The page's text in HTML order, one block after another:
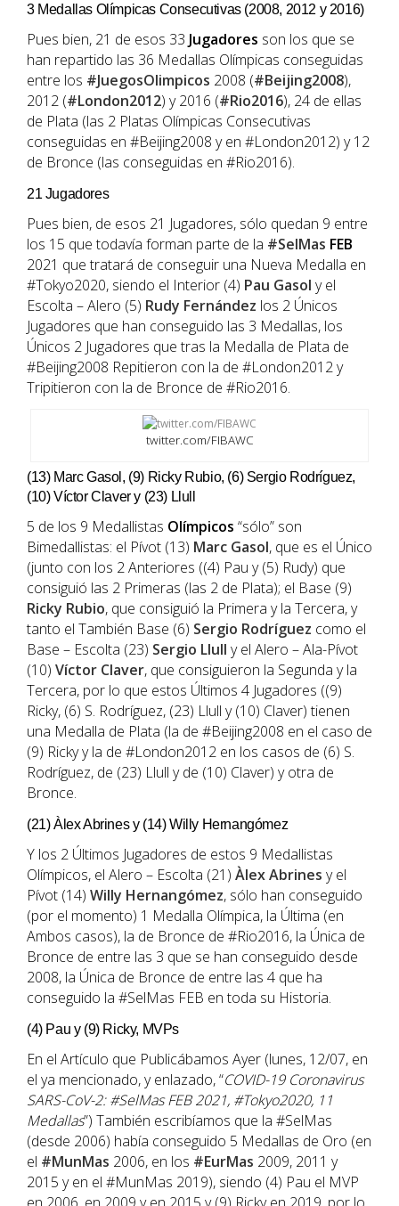
3 Medallas Olímpicas Consecutivas (2008, 2012 y 2016)
Pues bien, 21 de esos 33 Jugadores son los que se
han repartido las 36 Medallas Olímpicas conseguidas
entre los #JuegosOlimpicos 2008 (#Beijing2008),
2012 (#London2012) y 2016 (#Rio2016), 24 de ellas
de Plata (las 2 Platas Olímpicas Consecutivas
conseguidas en #Beijing2008 y en #London2012) y 12
de Bronce (las conseguidas en #Rio2016).
21 Jugadores
Pues bien, de esos 21 Jugadores, sólo quedan 9 entre
los 15 que todavía forman parte de la #SelMas FEB
2021 que tratará de conseguir una Nueva Medalla en
#Tokyo2020, siendo el Interior (4) Pau Gasol y el
Escolta – Alero (5) Rudy Fernández los 2 Únicos
Jugadores que han conseguido las 3 Medallas, los
Únicos 2 Jugadores que tras la Medalla de Plata de
#Beijing2008 Repitieron con la de #London2012 y
Tripitieron con la de Bronce de #Rio2016.
twitter.com/FIBAWC
(13) Marc Gasol, (9) Ricky Rubio, (6) Sergio Rodríguez,
(10) Víctor Claver y (23) Llull
5 de los 9 Medallistas Olímpicos “sólo” son
Bimedallistas: el Pívot (13) Marc Gasol, que es el Único
(junto con los 2 Anteriores ((4) Pau y (5) Rudy) que
consiguió las 2 Primeras (las 2 de Plata); el Base (9)
Ricky Rubio, que consiguió la Primera y la Tercera, y
tanto el También Base (6) Sergio Rodríguez como el
Base – Escolta (23) Sergio Llull y el Alero – Ala-Pívot
(10) Víctor Claver, que consiguieron la Segunda y la
Tercera, por lo que estos Últimos 4 Jugadores ((9)
Ricky, (6) S. Rodríguez, (23) Llull y (10) Claver) tienen
una Medalla de Plata (la de #Beijing2008 en el caso de
(9) Ricky y la de #London2012 en los casos de (6) S.
Rodríguez, de (23) Llull y de (10) Claver) y otra de
Bronce.
(21) Àlex Abrines y (14) Willy Hernangómez
Y los 2 Últimos Jugadores de estos 9 Medallistas
Olímpicos, el Alero – Escolta (21) Àlex Abrines y el
Pívot (14) Willy Hernangómez, sólo han conseguido
(por el momento) 1 Medalla Olímpica, la Última (en
Ambos casos), la de Bronce de #Rio2016, la Única de
Bronce de entre las 3 que se han conseguido desde
2008, la Única de Bronce de entre las 4 que ha
conseguido la #SelMas FEB en toda su Historia.
(4) Pau y (9) Ricky, MVPs
En el Artículo que Publicábamos Ayer (lunes, 12/07, en
el ya mencionado, y enlazado, “COVID-19 Coronavirus
SARS-CoV-2: #SelMas FEB 2021, #Tokyo2020, 11
Medallas”) También escribíamos que la #SelMas
(desde 2006) había conseguido 5 Medallas de Oro (en
el #MunMas 2006, en los #EurMas 2009, 2011 y
2015 y en el #MunMas 2019), siendo (4) Pau el MVP